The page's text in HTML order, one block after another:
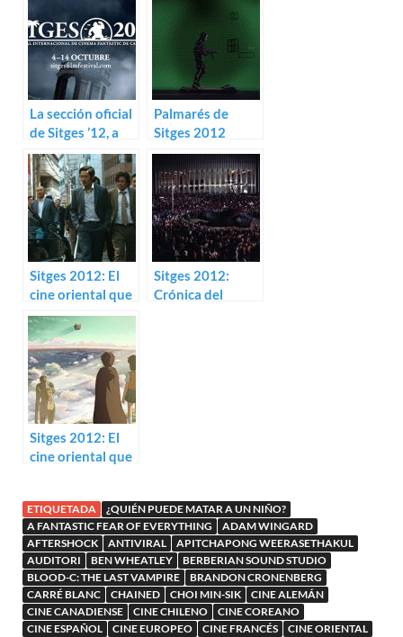
La sección oficial
de Sitges ’12, a
examen
Palmarés de
Sitges 2012
Sitges 2012: El
cine oriental que
viene (I)
Sitges 2012:
Crónica del
Sitges 2012: El
cine oriental que
ETIQUETADA
¿QUIÉN PUEDE MATAR A UN NIÑO?
A FANTASTIC FEAR OF EVERYTHING
ADAM WINGARD
AFTERSHOCK
ANTIVIRAL
APITCHAPONG WEERASETHAKUL
AUDITORI
BEN WHEATLEY
BERBERIAN SOUND STUDIO
BLOOD-C: THE LAST VAMPIRE
BRANDON CRONENBERG
CARRÉ BLANC
CHAINED CHOI MIN-SIK
CINE ALEMÁN
CINE CANADIENSE
CINE CHILENO
CINE COREANO
CINE ESPAÑOL
CINE EUROPEO CINE FRANCÉS
CINE ORIENTAL